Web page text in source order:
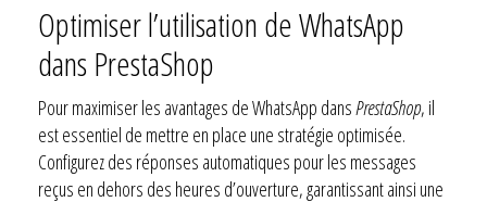
Optimiser l’utilisation de WhatsApp
dans PrestaShop
Pour maximiser les avantages de WhatsApp dansPrestaShop, il
est essentiel de mettre en place une stratégie optimisée.
Configurez des réponses automatiques pour les messages
reçus en dehors des heures d’ouverture, garantissant ainsi une